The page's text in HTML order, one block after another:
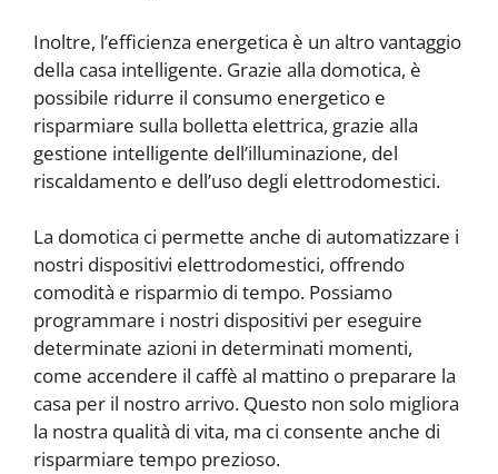
Inoltre, l’efficienza energetica è un altro vantaggio
della casa intelligente. Grazie alla domotica, è
possibile ridurre il consumo energetico e
risparmiare sulla bolletta elettrica, grazie alla
gestione intelligente dell’illuminazione, del
riscaldamento e dell’uso degli elettrodomestici.
La domotica ci permette anche di automatizzare i
nostri dispositivi elettrodomestici, offrendo
comodità e risparmio di tempo. Possiamo
programmare i nostri dispositivi per eseguire
determinate azioni in determinati momenti,
come accendere il caffè al mattino o preparare la
casa per il nostro arrivo. Questo non solo migliora
la nostra qualità di vita, ma ci consente anche di
risparmiare tempo prezioso.